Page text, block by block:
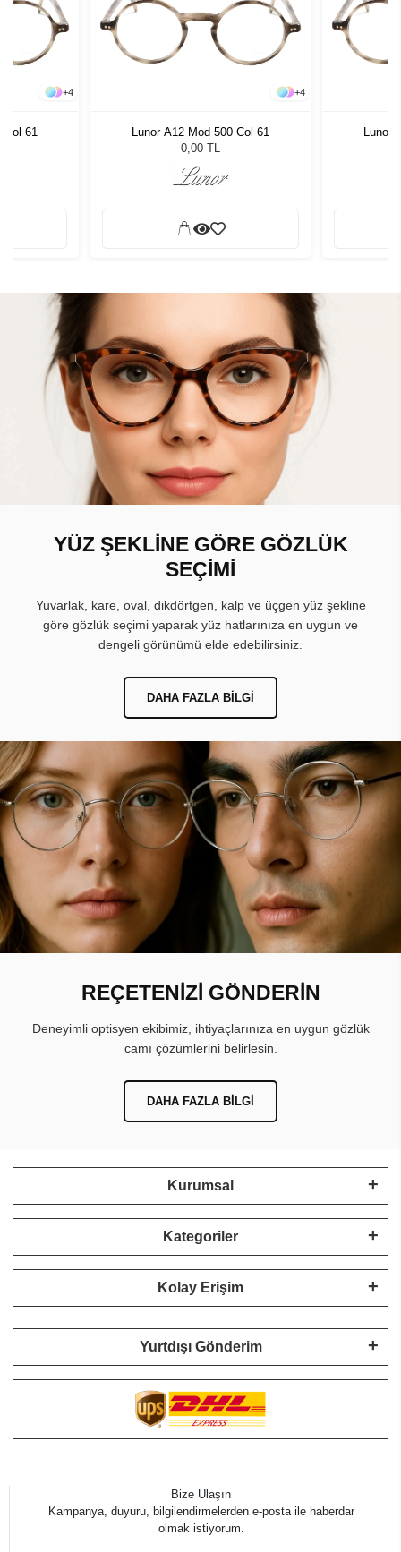
+4
Col 61
+4
Lunor A12 Mod 500 Col 61
0,00 TL
Lunor
YÜZ ŞEKLİNE GÖRE GÖZLÜK
SEÇİMİ
Yuvarlak, kare, oval, dikdörtgen, kalp ve üçgen yüz şekline
göre gözlük seçimi yaparak yüz hatlarınıza en uygun ve
dengeli görünümü elde edebilirsiniz.
DAHA FAZLA BILGI
REÇETENİZİ GÖNDERİN
Deneyimli optisyen ekibimiz, ihtiyaçlarınıza en uygun gözlük
camı çözümlerini belirlesin.
DAHA FAZLA BILGI
Kurumsal
Kategoriler
Kolay Erişim
Yurtdışı Gönderim
Bize Ulaşın
Kampanya, duyuru, bilgilendirmelerden e-posta ile haberdar
olmak istiyorum.